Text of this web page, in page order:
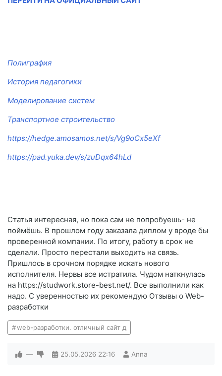
Полиграфия
История педагогики
Моделирование систем
Транспортное строительство
https://hedge.amosamos.net/s/Vg9oCx5eXf
https://pad.yuka.dev/s/zuDqx64hLd
Статья интересная, но пока сам не попробуешь- не
поймёшь. В прошлом году заказала диплом у вроде бы
проверенной компании. По итогу, работу в срок не
сделали. Просто перестали выходить на связь.
Пришлось в срочном порядке искать нового
исполнителя. Нервы все истратила. Чудом наткнулась
на https://studwork.store-best.net/. Все выполнили как
надо. С уверенностью их рекомендую Отзывы о Web-
разработки
web-разработки. отличный сайт д
— 25.05.2026 22:16 Anna